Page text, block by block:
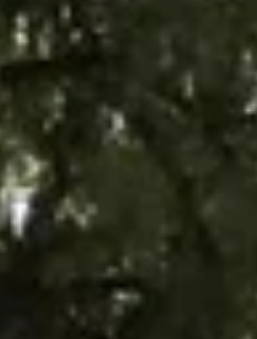
consolidándose como una de las principales
apuestas del Gobierno del Estado para
impulsar a los productores poblanos en
mercados de alta competitividad.